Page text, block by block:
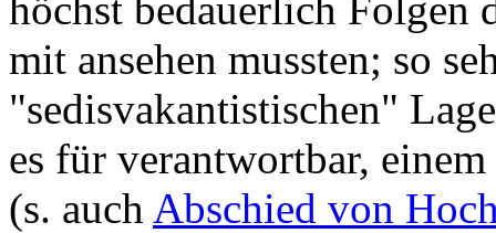
mit ansehen mussten; so
"sedisvakantistischen"
es für verantwortbar,
(s. auch Abschied von